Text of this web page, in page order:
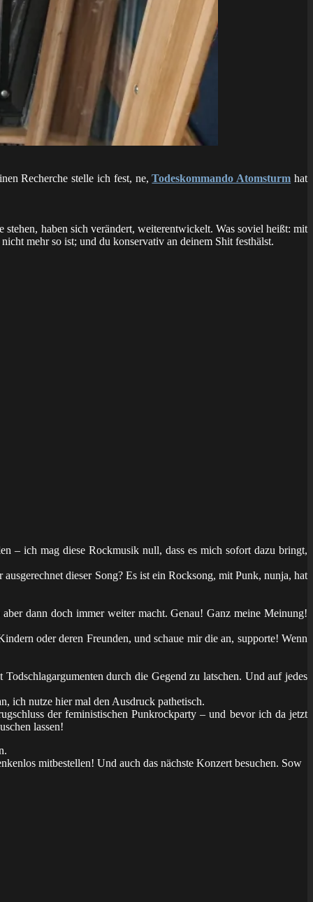
Recherche stelle ich fest, ne,Todeskommando Atomsturm hat
stehen, haben sich verändert, weiterentwickelt. Was soviel heißt: mit
mehr so ist; und du konservativ an deinem Shit festhälst.
– ich mag diese Rockmusik null, dass es mich sofort dazu bringt,
dieser Song? Es ist ein Rocksong, mit Punk, nunja, hat
dann doch immer weiter macht. Genau! Ganz meine Meinung!
oder deren Freunden, und schaue mir die an, supporte! Wenn
durch die Gegend zu latschen. Und auf jedes
ich nutze hier mal den Ausdruck pathetisch.
der feministischen Punkrockparty – und bevor ich da jetzt
lassen!
mitbestellen! Und auch das nächste Konzert besuchen. Sow